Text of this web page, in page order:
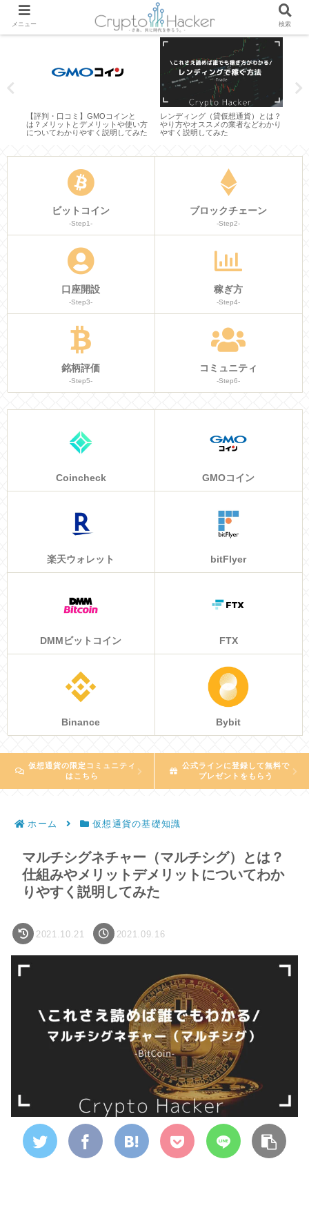
【評判・口コミ】GMOコインと
は？メリットとデメリットや使い方
についてわかりやすく説明してみた
レンディング（貸仮想通貨）とは？
やり方やオススメの業者などわかり
やすく説明してみた
ビットコイン
-Step1-
ブロックチェーン
-Step2-
口座開設
-Step3-
稼ぎ方
-Step4-
銘柄評価
-Step5-
コミュニティ
-Step6-
Coincheck GMOコイン
楽天ウォレット bitFlyer
DMMビットコイン FTX
Binance Bybit
仮想通貨の限定コミュニティ
はこちら
公式ラインに登録して無料で
プレゼントをもらう
ホーム 仮想通貨の基礎知識
マルチシグネチャー（マルチシグ）とは？
仕組みやメリットデメリットについてわか
りやすく説明してみた
2021.10.21 2021.09.16
メニュー 検索